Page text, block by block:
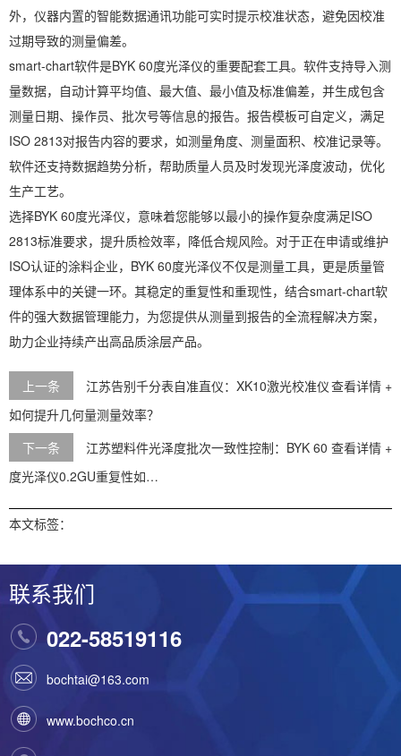
外，仪器内置的智能数据通讯功能可实时提示校准状态，避免因校准
过期导致的测量偏差。
smart-chart软件是BYK 60度光泽仪的重要配套工具。软件支持导入测
量数据，自动计算平均值、最大值、最小值及标准偏差，并生成包含
测量日期、操作员、批次号等信息的报告。报告模板可自定义，满足
ISO 2813对报告内容的要求，如测量角度、测量面积、校准记录等。
软件还支持数据趋势分析，帮助质量人员及时发现光泽度波动，优化
生产工艺。
选择BYK 60度光泽仪，意味着您能够以最小的操作复杂度满足ISO
2813标准要求，提升质检效率，降低合规风险。对于正在申请或维护
ISO认证的涂料企业，BYK 60度光泽仪不仅是测量工具，更是质量管
理体系中的关键一环。其稳定的重复性和重现性，结合smart-chart软
件的强大数据管理能力，为您提供从测量到报告的全流程解决方案，
助力企业持续产出高品质涂层产品。
上一条 查看详情 +
江苏告别千分表自准直仪：XK10激光校准仪
如何提升几何量测量效率？
下一条
查看详情 +
江苏塑料件光泽度批次一致性控制：BYK 60
度光泽仪0.2GU重复性如…
本文标签：
联系我们
022-58519116
bochtai@163.com
www.bochco.cn